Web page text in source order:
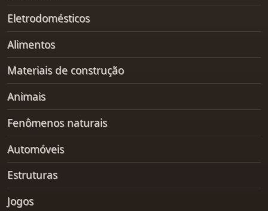
Eletrodomésticos
Alimentos
Materiais de construção
Animais
Fenômenos naturais
Automóveis
Estruturas
Jogos